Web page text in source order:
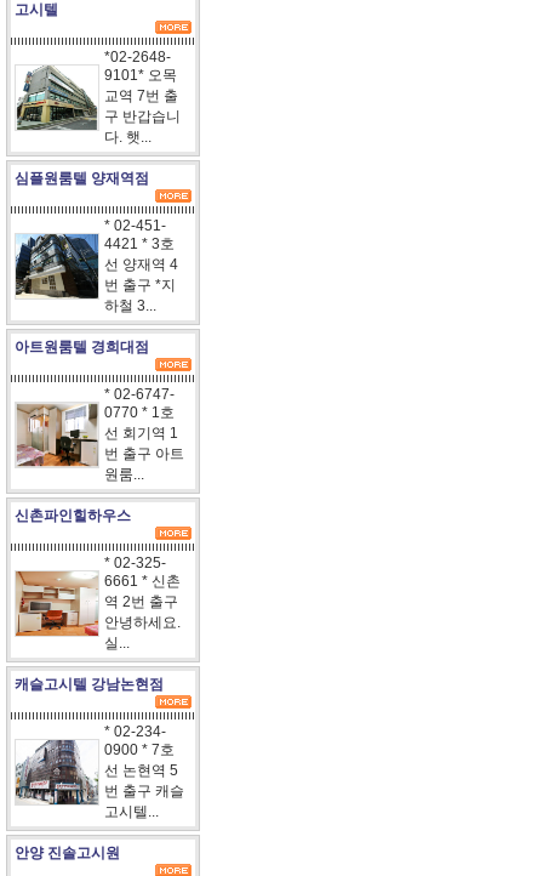
고시텔
*02-2648-
9101* 오목
교역 7번 출
구 반갑습니
다. 햇...
심플원룸텔 양재역점
* 02-451-
4421 * 3호
선 양재역 4
번 출구 *지
하철 3...
아트원룸텔 경희대점
* 02-6747-
0770 * 1호
선 회기역 1
번 출구 아트
원룸...
신촌파인힐하우스
* 02-325-
6661 * 신촌
역 2번 출구
안녕하세요.
실...
캐슬고시텔 강남논현점
* 02-234-
0900 * 7호
선 논현역 5
번 출구 캐슬
고시텔...
안양 진솔고시원